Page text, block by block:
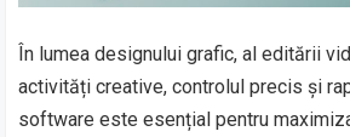
În lumea designului grafic, al editării
activități creative, controlul precis și
software este esențial pentru